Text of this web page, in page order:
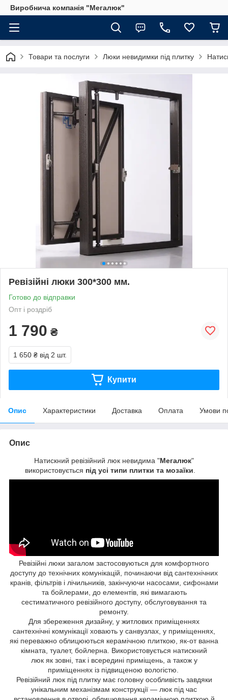
Виробнича компанія "Мегалюк"
Товари та послуги Люки невидимки під плитку
Ревізійні люки 300*300 мм.
Готово до відправки
Опт і роздріб
1 790 ₴
1 650 ₴ від 2 шт.
Купити
Опис Характеристики Доставка Оплата Умови
Опис
Натискний ревізійний люк невидима "Мегалюк"
використовується під усі типи плитки та мозаїки
Ревізійні люки загалом застосовуються для комфортного
доступу до технічних комунікацій, починаючи від сантехнічних
кранів, фільтрів і лічильників, закінчуючи насосами, сифонами
та бойлерами, до елементів, які вимагають
сестиматичного ревізійного доступу, обслуговування та
ремонту.
Для збереження дизайну, у житлових приміщеннях
сантехнічні комунікації ховають у санвузлах, у приміщеннях,
які переважно облицюються керамічною плиткою, як-от ванна
кімната, туалет, бойлерна. Використовується натискний
люк як зовні, так і всередині приміщень, а також у
приміщеннях із підвищеною вологістю.
Ревізійний люк під плитку має головну особливість завдяки
унікальним механізмам конструкції — люк під час